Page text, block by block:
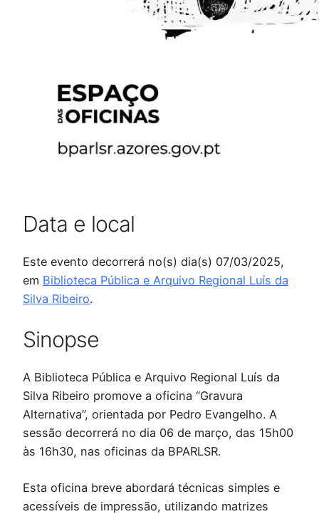
Data e local
Este evento decorrerá no(s) dia(s) 07/03/2025,
em Biblioteca Pública e Arquivo Regional Luís da
Silva Ribeiro.
Sinopse
A Biblioteca Pública e Arquivo Regional Luís da
Silva Ribeiro promove a oficina “Gravura
Alternativa”, orientada por Pedro Evangelho. A
sessão decorrerá no dia 06 de março, das 15h00
às 16h30, nas oficinas da BPARLSR.
Esta oficina breve abordará técnicas simples e
acessíveis de impressão, utilizando matrizes